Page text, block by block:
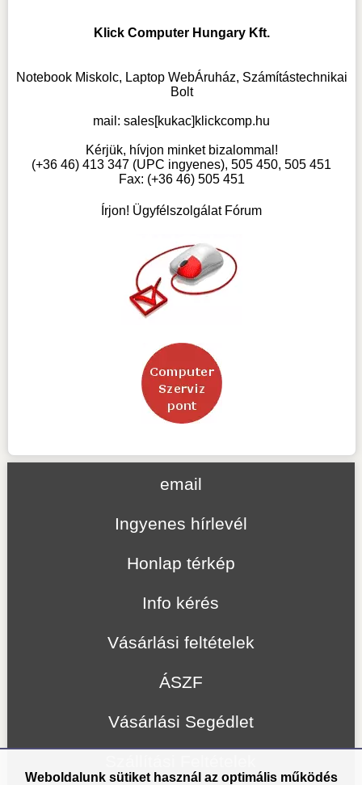
Klick Computer Hungary Kft.
Notebook Miskolc, Laptop WebÁruház, Számítástechnikai
Bolt
mail:sales[kukac]klickcomp.hu
Kérjük, hívjon minket bizalommal!
(+36 46) 413 347 (UPC ingyenes), 505 450, 505 451
Fax: (+36 46) 505 451
Írjon! Ügyfélszolgálat Fórum
email
Ingyenes hírlevél
Honlap térkép
Info kérés
Vásárlási feltételek
ÁSZF
Vásárlási Segédlet
Weboldalunk sütiket használ az optimális működés